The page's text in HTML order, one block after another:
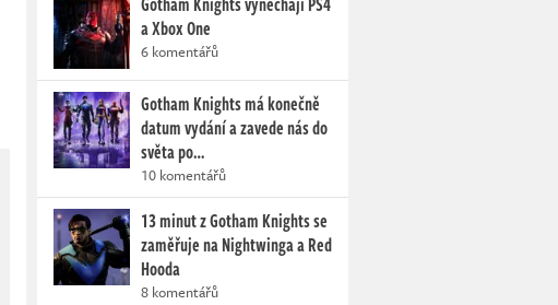
a Xbox One
6 komentářů
Gotham Knights má konečně
datum vydání a zavede nás do
světa po…
10 komentářů
13 minut z Gotham Knights se
zaměřuje na Nightwinga a Red
Hooda
8 komentářů